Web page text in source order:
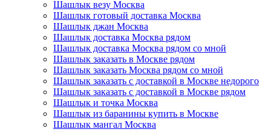
Шашлык везу Москва
Шашлык готовый доставка Москва
Шашлык джан Москва
Шашлык доставка Москва рядом
Шашлык доставка Москва рядом со мной
Шашлык заказать в Москве рядом
Шашлык заказать Москва рядом со мной
Шашлык заказать с доставкой в Москве недорого
Шашлык заказать с доставкой в Москве рядом
Шашлык и точка Москва
Шашлык из баранины купить в Москве
Шашлык мангал Москва